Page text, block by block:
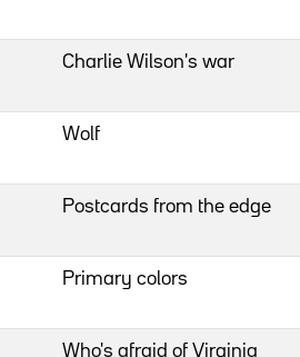
Charlie Wilson's war
Wolf
Postcards from the edge
Primary colors
Who's afraid of Virginia